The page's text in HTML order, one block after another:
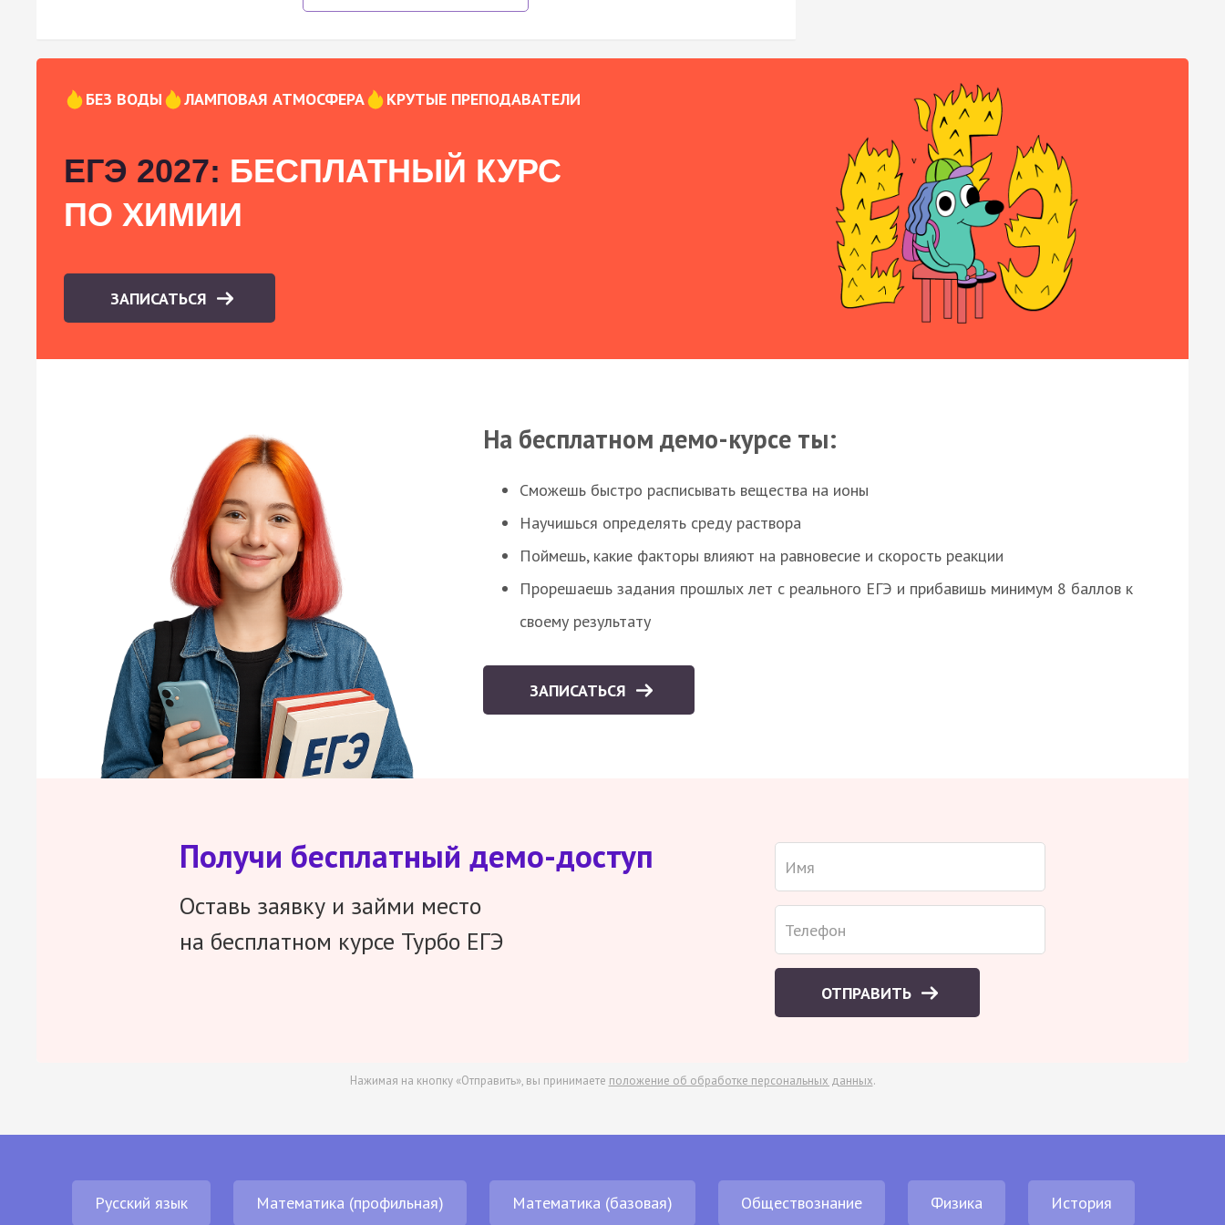
БЕЗ ВОДЫ ЛАМПОВАЯ АТМОСФЕРА КРУТЫЕ ПРЕПОДАВАТЕЛИ
ЕГЭ 2027: БЕСПЛАТНЫЙ КУРС
ПО ХИМИИ
ЗАПИСАТЬСЯ
На бесплатном демо-курсе ты:
Сможешь быстро расписывать вещества на ионы
Научишься определять среду раствора
Поймешь, какие факторы влияют на равновесие и скорость реакции
Прорешаешь задания прошлых лет с реального ЕГЭ и прибавишь минимум 8 баллов к
своему результату
ЗАПИСАТЬСЯ
Получи бесплатный демо-доступ
Оставь заявку и займи место
на бесплатном курсе Турбо ЕГЭ
ОТПРАВИТЬ
Нажимая на кнопку «Отправить», вы принимаете положение об обработке персональных данных.
Русский язык Математика (профильная) Математика (базовая) Обществознание Физика История